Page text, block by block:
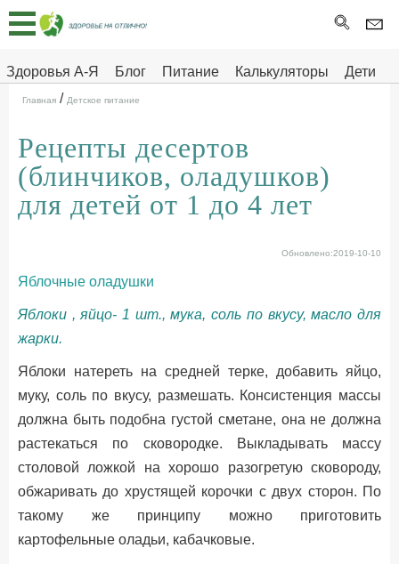
Здоровья А-Я Блог Питание Калькуляторы
Дети
Здоровье на отлично
Главная
Тесты
Про
ДЕТЯМ
Главная / Детское питание
Рецепты десертов
(блинчиков, оладушков)
для детей от 1 до 4 лет
Обновлено:2019-10-10
Яблочные оладушки
Яблоки , яйцо- 1 шт., мука, соль по вкусу, масло для
жарки.
Яблоки натереть на средней терке, добавить яйцо,
муку, соль по вкусу, размешать. Консистенция массы
должна быть подобна густой сметане, она не должна
растекаться по сковородке. Выкладывать массу
столовой ложкой на хорошо разогретую сковороду,
обжаривать до хрустящей корочки с двух сторон. По
такому же принципу можно приготовить
картофельные оладьи, кабачковые.